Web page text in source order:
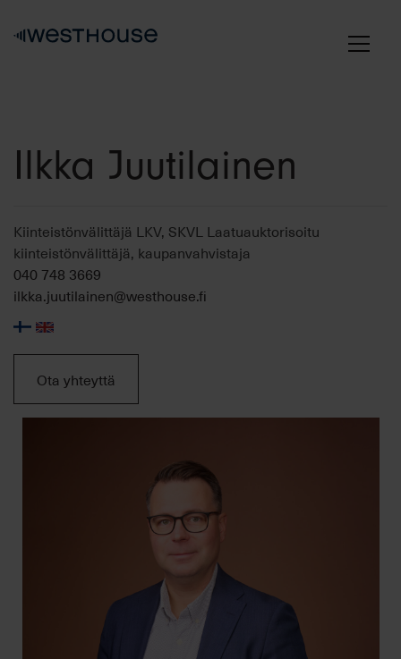
Ilkka Juutilainen
Kiinteistönvälittäjä LKV, SKVL Laatuauktorisoitu
kiinteistönvälittäjä, kaupanvahvistaja
040 748 3669
ilkka.juutilainen@westhouse.fi
Ota yhteyttä